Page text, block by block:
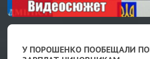
У ПОРОШЕНКО ПООБЕЩАЛИ